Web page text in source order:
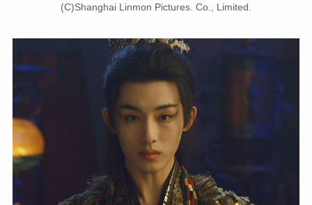
(C)Shanghai Linmon Pictures. Co., Limited.